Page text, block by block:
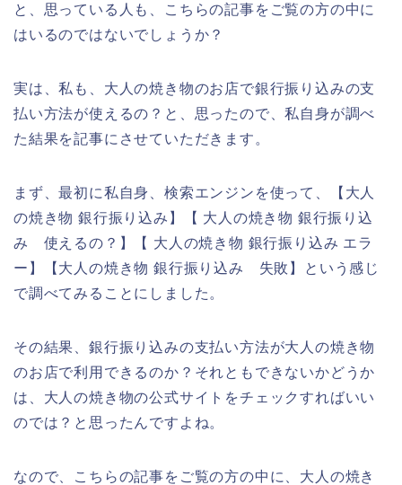
と、思っている人も、こちらの記事をご覧の方の中に
はいるのではないでしょうか？
実は、私も、大人の焼き物のお店で銀行振り込みの支
払い方法が使えるの？と、思ったので、私自身が調べ
た結果を記事にさせていただきます。
まず、最初に私自身、検索エンジンを使って、【大人
の焼き物 銀行振り込み】【 大人の焼き物 銀行振り込
み 使えるの？】【 大人の焼き物 銀行振り込み エラ
ー】【大人の焼き物 銀行振り込み 失敗】という感じ
で調べてみることにしました。
その結果、銀行振り込みの支払い方法が大人の焼き物
のお店で利用できるのか？それともできないかどうか
は、大人の焼き物の公式サイトをチェックすればいい
のでは？と思ったんですよね。
なので、こちらの記事をご覧の方の中に、大人の焼き